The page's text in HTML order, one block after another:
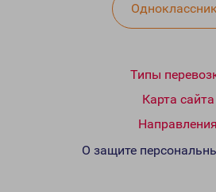
Типы
Карта сайта
Направления
О защите